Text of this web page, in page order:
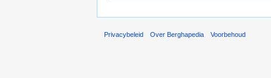
Privacybeleid Over Berghapedia Voorbehoud